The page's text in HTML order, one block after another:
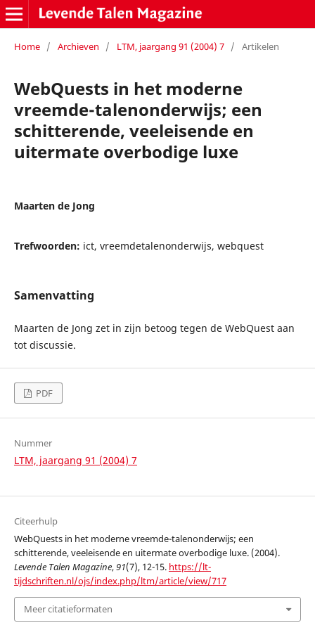
Home / Archieven / LTM, jaargang 91 (2004) 7 / Artikelen
WebQuests in het moderne
vreemde-talenonderwijs; een
schitterende, veeleisende en
uitermate overbodige luxe
Maarten de Jong
Trefwoorden: ict, vreemdetalenonderwijs, webquest
Samenvatting
Maarten de Jong zet in zijn betoog tegen de WebQuest aan
tot discussie.
PDF
Nummer
LTM, jaargang 91 (2004) 7
Citeerhulp
WebQuests in het moderne vreemde-talenonderwijs; een
schitterende, veeleisende en uitermate overbodige luxe. (2004).
Levende Talen Magazine,91(7), 12-15. https://lt-
tijdschriften.nl/ojs/index.php/ltm/article/view/717
Meer citatieformaten